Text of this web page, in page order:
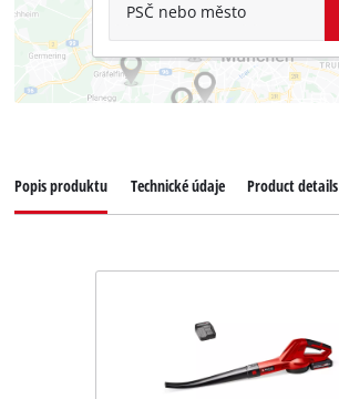
PSČ nebo město
Popis produktu Technické údaje Product details